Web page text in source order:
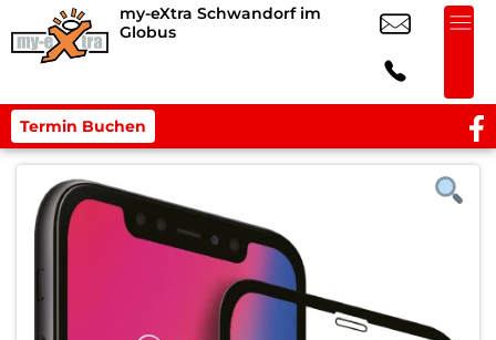
my-eXtra Schwandorf im
Globus
Termin Buchen